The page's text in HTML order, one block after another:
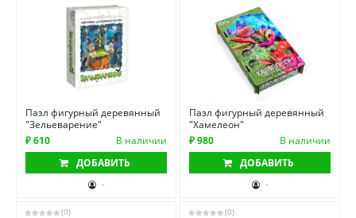
Пазл фигурный деревянный
"Зельеварение"
₽ 610
В наличии
ДОБАВИТЬ
-
Пазл фигурный деревянный
"Хамелеон"
₽ 980
В наличии
ДОБАВИТЬ
-
(0) (0)